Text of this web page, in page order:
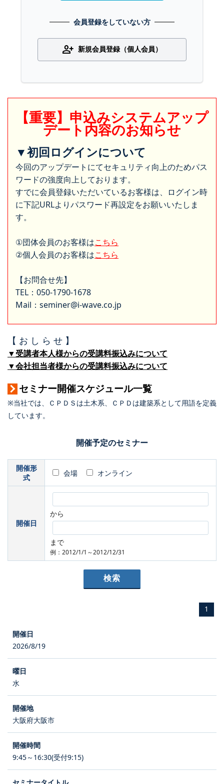
会員登録をしていない方
person_add 新規会員登録（個人会員）
【重要】申込みシステムアップ
デート内容のお知らせ
▼初回ログインについて
今回のアップデートにてセキュリティ向上のためパス
ワードの強度向上しております。
すでに会員登録いただいているお客様は、ログイン時
に下記URLよりパスワード再設定をお願いいたしま
す。
①団体会員のお客様はこちら
②個人会員のお客様はこちら
【お問合せ先】
TEL：050-1790-1678
Mail：seminer@i-wave.co.jp
【 お し ら せ 】
▼受講者本人様からの受講料振込みについて
▼会社担当者様からの受講料振込みについて
セミナー開催スケジュール一覧
※当社では、ＣＰＤＳは土木系、ＣＰＤは建築系として用語を定義
しています。
開催予定のセミナー
開催形
式
会場 オンライン
開催日
から
まで
例：2012/1/1～2012/12/31
1
2026/8/19
水
大阪府大阪市
9:45～16:30(受付9:15)